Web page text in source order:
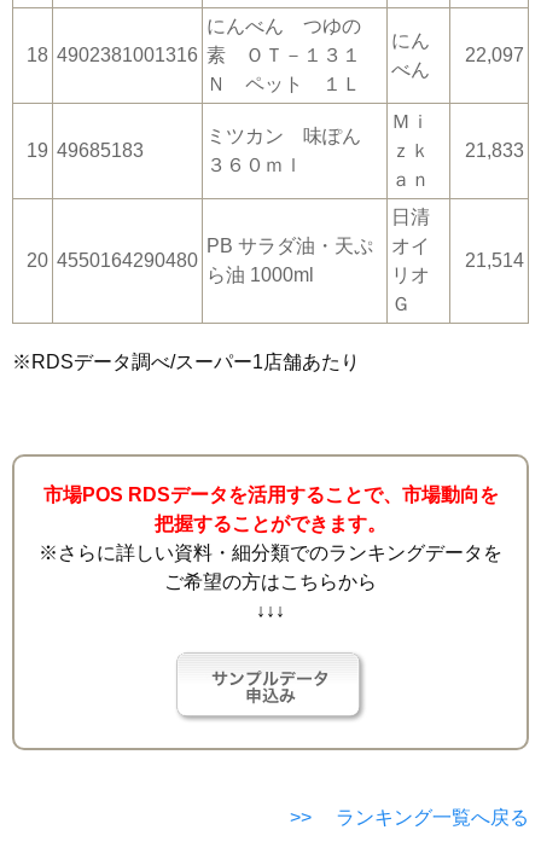
18 4902381001316
にんべん つゆの
素 ＯＴ－１３１
Ｎ ペット １Ｌ
にん
べん
22,097
19 49685183
ミツカン 味ぽん
３６０ｍｌ
Ｍｉ
ｚｋ
ａｎ
21,833
20 4550164290480
PB サラダ油・天ぷ
ら油 1000ml
日清
オイ
リオ
Ｇ
21,514
※RDSデータ調べ/スーパー1店舗あたり
市場POS RDSデータを活用することで、市場動向を
把握することができます。
※さらに詳しい資料・細分類でのランキングデータを
ご希望の方はこちらから
↓↓↓
>> ランキング一覧へ戻る